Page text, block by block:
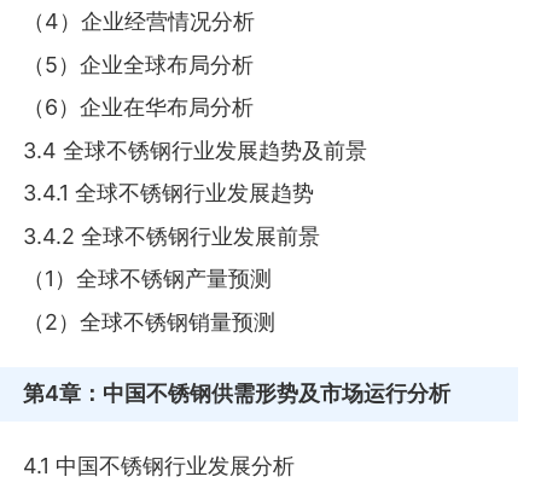
（4）企业经营情况分析
（5）企业全球布局分析
（6）企业在华布局分析
3.4 全球不锈钢行业发展趋势及前景
3.4.1 全球不锈钢行业发展趋势
3.4.2 全球不锈钢行业发展前景
（1）全球不锈钢产量预测
（2）全球不锈钢销量预测
第4章 ：中国不锈钢供需形势及市场运行分析
4.1 中国不锈钢行业发展分析